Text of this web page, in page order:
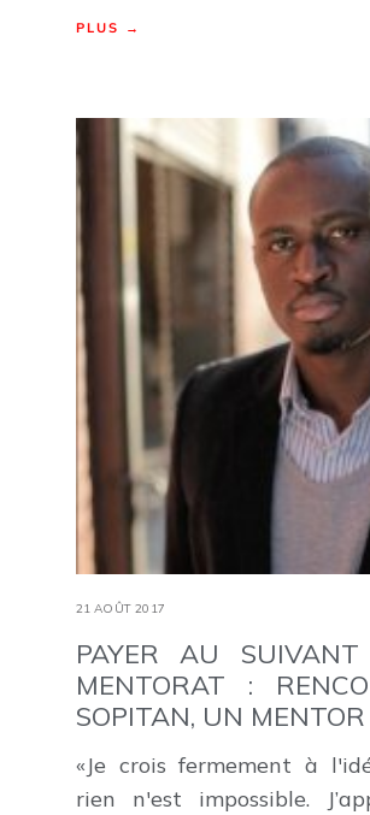
PLUS →
21 AOÛT 2017
PAYER AU
MENTORAT :
SOPITAN, UN
«Je crois fermement à
rien n'est impossible.